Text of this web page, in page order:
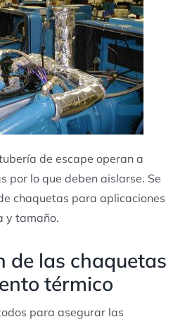
de escape operan a
por lo que deben aislarse. Se
chaquetas para aplicaciones
y tamaño.
de las chaquetas
térmico
para asegurar las